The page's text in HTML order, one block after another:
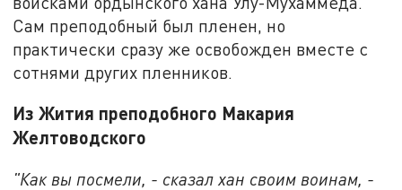
Сам преподобный был пленен, но
практически сразу же освобожден вместе с
сотнями других пленников.
Из Жития преподобного Макария
Желтоводского
"Как вы посмели, - сказал хан своим воинам, -